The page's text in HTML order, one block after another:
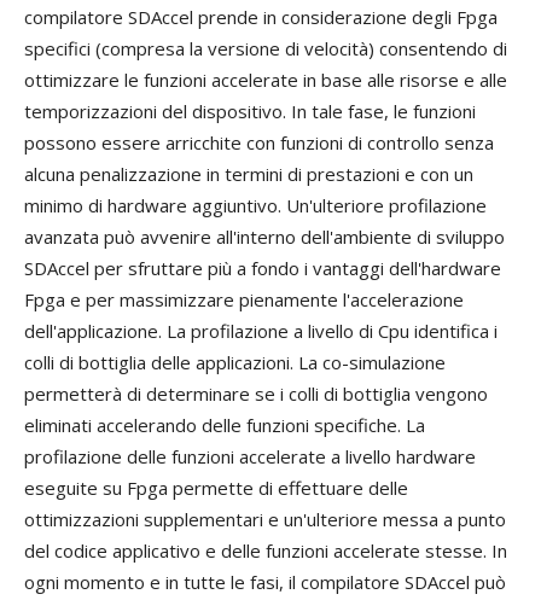
compilatore SDAccel prende in considerazione degli Fpga
specifici (compresa la versione di velocità) consentendo di
ottimizzare le funzioni accelerate in base alle risorse e alle
temporizzazioni del dispositivo. In tale fase, le funzioni
possono essere arricchite con funzioni di controllo senza
alcuna penalizzazione in termini di prestazioni e con un
minimo di hardware aggiuntivo. Un'ulteriore profilazione
avanzata può avvenire all'interno dell'ambiente di sviluppo
SDAccel per sfruttare più a fondo i vantaggi dell'hardware
Fpga e per massimizzare pienamente l'accelerazione
dell'applicazione. La profilazione a livello di Cpu identifica i
colli di bottiglia delle applicazioni. La co-simulazione
permetterà di determinare se i colli di bottiglia vengono
eliminati accelerando delle funzioni specifiche. La
profilazione delle funzioni accelerate a livello hardware
eseguite su Fpga permette di effettuare delle
ottimizzazioni supplementari e un'ulteriore messa a punto
del codice applicativo e delle funzioni accelerate stesse. In
ogni momento e in tutte le fasi, il compilatore SDAccel può